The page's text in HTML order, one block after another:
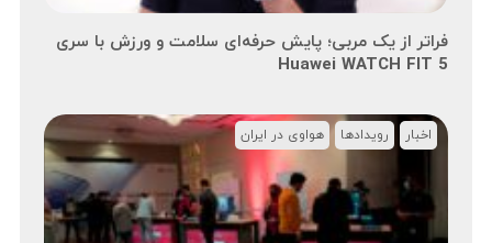
فراتر از یک مربی؛ پایش حرفه‌ای سلامت و ورزش با سری
Huawei WATCH FIT 5
اخبار رویدادها هواوی در ایران